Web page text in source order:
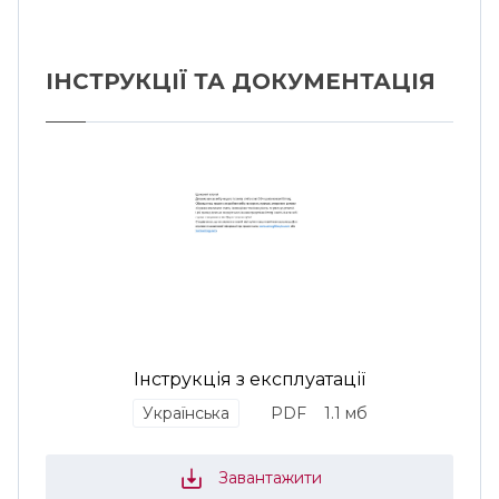
ІНСТРУКЦІЇ ТА ДОКУМЕНТАЦІЯ
Інструкція з експлуатації
Українська PDF 1.1 мб
Завантажити